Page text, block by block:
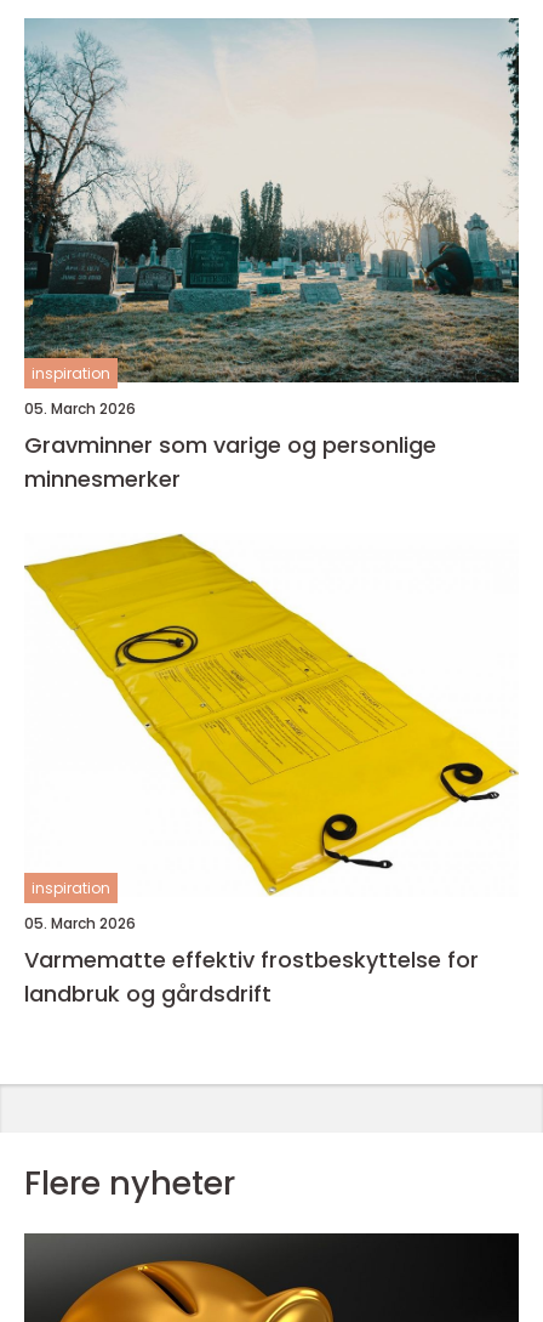
inspiration
05. March 2026
Gravminner som varige og personlige
minnesmerker
inspiration
05. March 2026
Varmematte effektiv frostbeskyttelse for
landbruk og gårdsdrift
Flere nyheter